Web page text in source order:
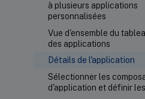
à plusieurs applications
personnalisées
Vue d'ensemble du
des applications
Détails de l'application
Sélectionner les
d'application et définir